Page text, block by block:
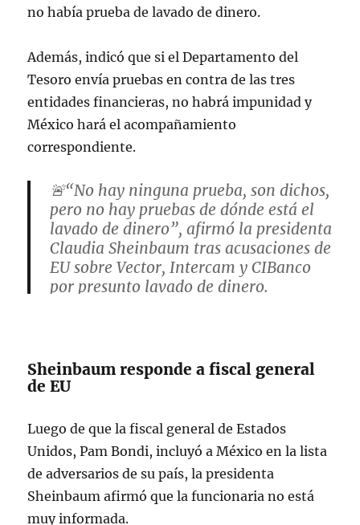
no había prueba de lavado de dinero.
Además, indicó que si el Departamento del
Tesoro envía pruebas en contra de las tres
entidades financieras, no habrá impunidad y
México hará el acompañamiento
correspondiente.
🚨“No hay ninguna prueba, son dichos,
pero no hay pruebas de dónde está el
lavado de dinero”, afirmó la presidenta
Claudia Sheinbaum tras acusaciones de
EU sobre Vector, Intercam y CIBanco
por presunto lavado de dinero.
pic.twitter.com/f7bnEPjVXy
26, 2025
Sheinbaum responde a fiscal general
de EU
Luego de que la fiscal general de Estados
Unidos, Pam Bondi, incluyó a México en la lista
de adversarios de su país, la presidenta
Sheinbaum afirmó que la funcionaria no está
muy informada.